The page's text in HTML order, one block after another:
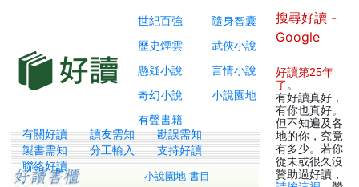
世紀百強
隨身智囊
歷史煙雲
武俠小說
懸疑小說
言情小說
奇幻小說
小說園地
有聲書籍
有關好讀 讀友需知
勘誤需知
製書需知
分工輸入
支持好讀
聯絡好讀
小說園地 書目
搜尋好讀 -
Google
好讀第25年
了 。
有好讀真好，
有你也真好。
但不知遍及各
地的你，究竟
有多少。若你
從未或很久沒
贊助過好讀，